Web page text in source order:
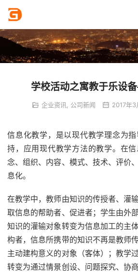
学校活动之寓教于乐设
企业资讯 公司新闻 2017年
信息化教学，是以现代教学理念为
持，应用现代教学方法的教学。在
念、组织、内容、模式、技术、评价
息化。
在教学中，教师由知识的传授者、灌
取信息的帮助者、促进者；学生由外
知识的灌输对象转变为信息加工的主
构者，信息所携带的知识不再是教师
主动建构意义的对象（客体）；教学
转变为通过情景创设、问题探究、协